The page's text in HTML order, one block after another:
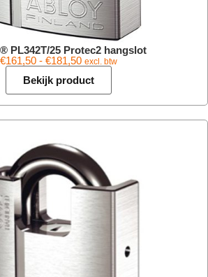
PL342T/25 Protec2 hangslot
€161,50 - €181,50 excl. btw
Bekijk product